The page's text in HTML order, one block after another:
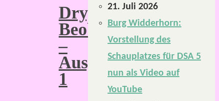
Drygolstädter
Beobachter
–
Ausgabe
1
21. Juli 2026
Burg Widderhorn:
Vorstellung des
Schauplatzes für DSA 5
nun als Video auf
YouTube